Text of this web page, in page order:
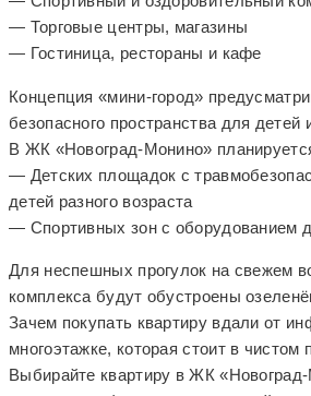
— Торговые центры, магазины
— Гостиница, рестораны и кафе
Концепция «мини-город»
безопасного пространства для детей
В ЖК «Новоград-Монино»
— Детских площадок с
детей разного возраста
— Спортивных зон с оборудованием
Для неспешных прогулок на свежем
комплекса будут обустроены
Зачем покупать квартиру вдали от
многоэтажке, которая стоит в чистом
Выбирайте квартиру в ЖК